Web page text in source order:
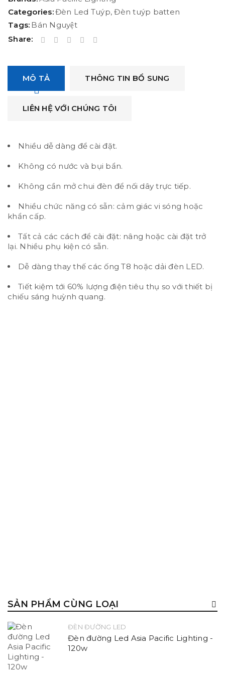
Categories:Đèn Led Tuýp,Đèn tuýp batten
Tags: Bán Nguyệt
Share:
MÔ TẢ THÔNG TIN BỔ SUNG
LIÊN HỆ VỚI CHÚNG TÔI
Nhiều dễ dàng để cài đặt.
Không có nước và bụi bẩn.
Không cần mở chui đèn để nối dây trực tiếp.
Nhiều chức năng có sẵn: cảm giác vi sóng hoặc
khẩn cấp.
Tất cả các cách để cài đặt: nâng hoặc cài đặt trở
lại. Nhiều phụ kiện có sẵn.
Dễ dàng thay thế các ống T8 hoặc dải đèn LED.
Tiết kiệm tới 60% lượng điện tiêu thụ so với thiết bị
chiếu sáng huỳnh quang.
SẢN PHẨM CÙNG LOẠI
ĐÈN ĐƯỜNG LED
Đèn đường Led Asia Pacific Lighting -
120w